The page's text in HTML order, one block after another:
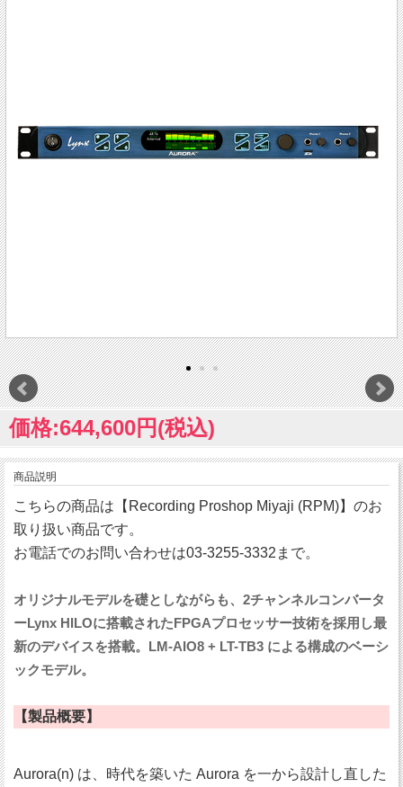
価格:644,600円(税込)
商品説明
こちらの商品は【Recording Proshop Miyaji (RPM)】のお
取り扱い商品です。
お電話でのお問い合わせは03-3255-3332まで。
オリジナルモデルを礎としながらも、2チャンネルコンバータ
ーLynx HILOに搭載されたFPGAプロセッサー技術を採用し最
新のデバイスを搭載。LM-AIO8 + LT-TB3 による構成のベーシ
ックモデル。
【製品概要】
Aurora(n) は、時代を築いた Aurora を一から設計し直した